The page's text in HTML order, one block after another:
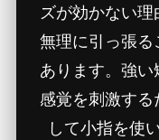
ズが効かない
無理に引っ張
あります。強
感覚を刺激す
して小指を使